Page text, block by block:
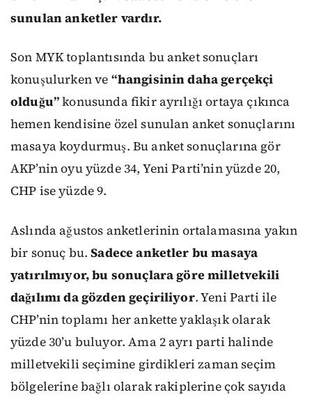
sunulan anketler vardır.
Son MYK toplantısında bu anket sonuçları
konuşulurken ve “hangisinin daha gerçekçi
olduğu”konusunda fikir ayrılığı ortaya çıkınca
hemen kendisine özel sunulan anket sonuçlarını
masaya koydurmuş. Bu anket sonuçlarına gör
AKP’nin oyu yüzde 34, Yeni Parti’nin yüzde 20,
CHP ise yüzde 9.
Aslında ağustos anketlerinin ortalamasına yakın
bir sonuç bu.Sadece anketler bu masaya
yatırılmıyor, bu sonuçlara göre milletvekili
dağılımı da gözden geçiriliyor. Yeni Parti ile
CHP’nin toplamı her ankette yaklaşık olarak
yüzde 30’u buluyor. Ama 2 ayrı parti halinde
milletvekili seçimine girdikleri zaman seçim
bölgelerine bağlı olarak rakiplerine çok sayıda